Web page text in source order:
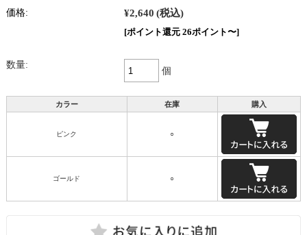
価格: ¥2,640 (税込)
[ポイント還元 26ポイント〜]
数量:
個
カラー 在庫 購入
ピンク ○
ゴールド ○